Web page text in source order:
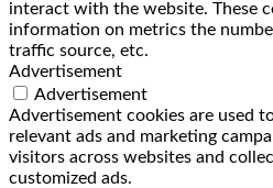
interact with the website. These
information on metrics the
traffic source, etc.
Advertisement
Advertisement
Advertisement cookies are used
relevant ads and marketing
visitors across websites and
customized ads.